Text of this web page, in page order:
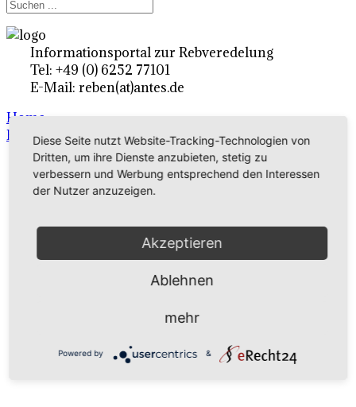
Informationsportal zur Rebveredelung
Tel: +49 (0) 6252 77101
E-Mail: reben(at)antes.de
Home
Rebsorten - Unterlagen - Tafeltrauben
Ertragsrebsorten A-Z
Rebsorten international
Anbausysteme & Recht
Diese Seite nutzt Website-Tracking-Technologien von
Dritten, um ihre Dienste anzubieten, stetig zu
verbessern und Werbung entsprechend den Interessen
der Nutzer anzuzeigen.
Akzeptieren
Ablehnen
mehr
Powered by &